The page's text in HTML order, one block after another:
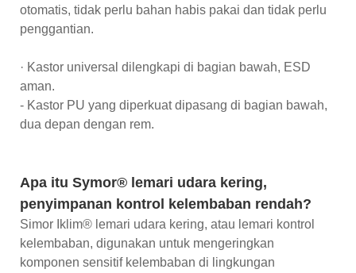
otomatis, tidak perlu bahan habis pakai dan tidak perlu
penggantian.
· Kastor universal dilengkapi di bagian bawah, ESD
aman.
- Kastor PU yang diperkuat dipasang di bagian bawah,
dua depan dengan rem.
Apa itu Symor® lemari udara kering,
penyimpanan kontrol kelembaban rendah?
Simor Iklim® lemari udara kering, atau lemari kontrol
kelembaban, digunakan untuk mengeringkan
komponen sensitif kelembaban di lingkungan